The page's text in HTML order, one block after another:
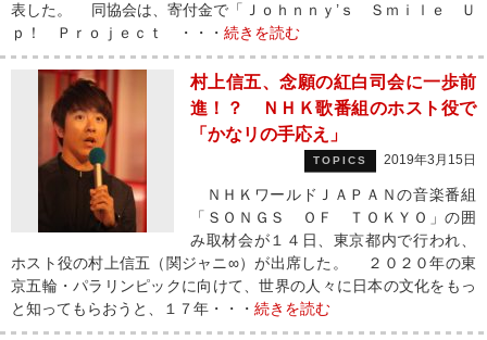
表した。 同協会は、寄付金で「Ｊｏｈｎｎｙ’ｓ Ｓｍｉｌｅ Ｕ
ｐ！ Ｐｒｏｊｅｃｔ ・・・ 続きを読む
村上信五、念願の紅白司会に一歩前
進！？ ＮＨＫ歌番組のホスト役で
「かなリの手応え」
TOPICS 2019年3月15日
ＮＨＫワールドＪＡＰＡＮの音楽番組
「ＳＯＮＧＳ ＯＦ ＴＯＫＹＯ」の囲
み取材会が１４日、東京都内で行われ、
ホスト役の村上信五（関ジャニ∞）が出席した。 ２０２０年の東
京五輪・パラリンピックに向けて、世界の人々に日本の文化をもっ
と知ってもらおうと、１７年・・・ 続きを読む